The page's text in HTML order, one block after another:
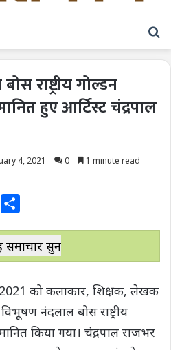
राष्ट्रीय गोल्डन
हुए आर्टिस्ट चंद्रपाल
4, 2021 0 1 minute read
a
r
समाचार सुनें
2021 को कलाकार, शिक्षक, लेखक
नंदलाल बोस राष्ट्रीय
किया गया। चंद्रपाल राजभर